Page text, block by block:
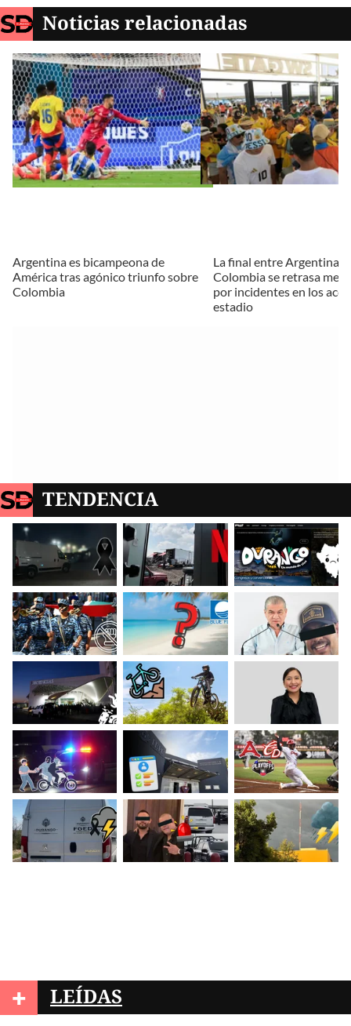
Noticias relacionadas
Argentina es bicampeona de
América tras agónico triunfo sobre
Colombia
La final entre Argentina y
Colombia se retrasa
por incidentes en los
estadio
TENDENCIA
+ LEÍDAS